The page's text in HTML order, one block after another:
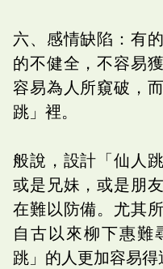
六、感情缺陷：有
的不健全，不容易
容易為人所窺破，
跳」裡。
般說，設計「仙人
或是兄妹，或是朋
在難以防備。尤其
自古以來柳下惠難
跳」的人更加容易得